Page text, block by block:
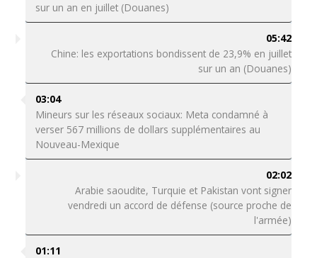
sur un an en juillet (Douanes)
05:42
Chine: les exportations bondissent de 23,9% en juillet
sur un an (Douanes)
03:04
Mineurs sur les réseaux sociaux: Meta condamné à
verser 567 millions de dollars supplémentaires au
Nouveau-Mexique
02:02
Arabie saoudite, Turquie et Pakistan vont signer
vendredi un accord de défense (source proche de
l'armée)
01:11